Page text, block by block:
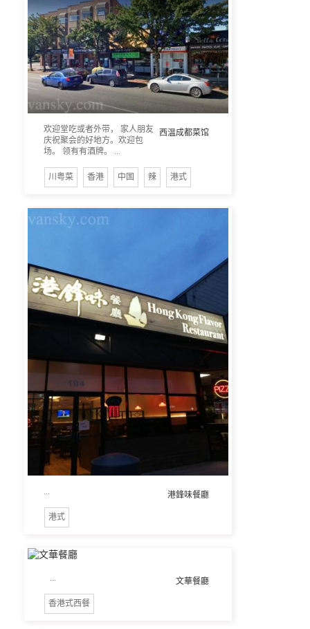
西温成都菜馆
欢迎堂吃或者外带， 家人朋友
庆祝聚会的好地方。欢迎包
场。 领有有酒牌。 ...
川粤菜 香港 中国 辣 港式
港鋒味餐廳
港式
文華餐廳
...
香港式西餐